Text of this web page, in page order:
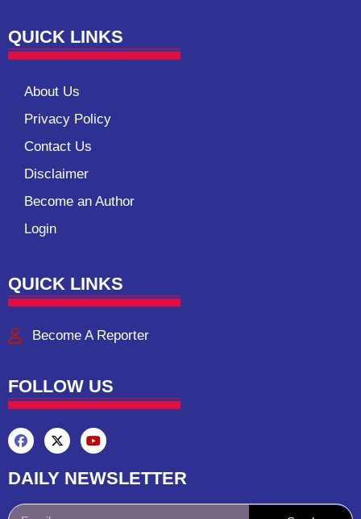
QUICK LINKS
About Us
Privacy Policy
Contact Us
Disclaimer
Become an Author
Login
QUICK LINKS
Become A Reporter
FOLLOW US
DAILY NEWSLETTER